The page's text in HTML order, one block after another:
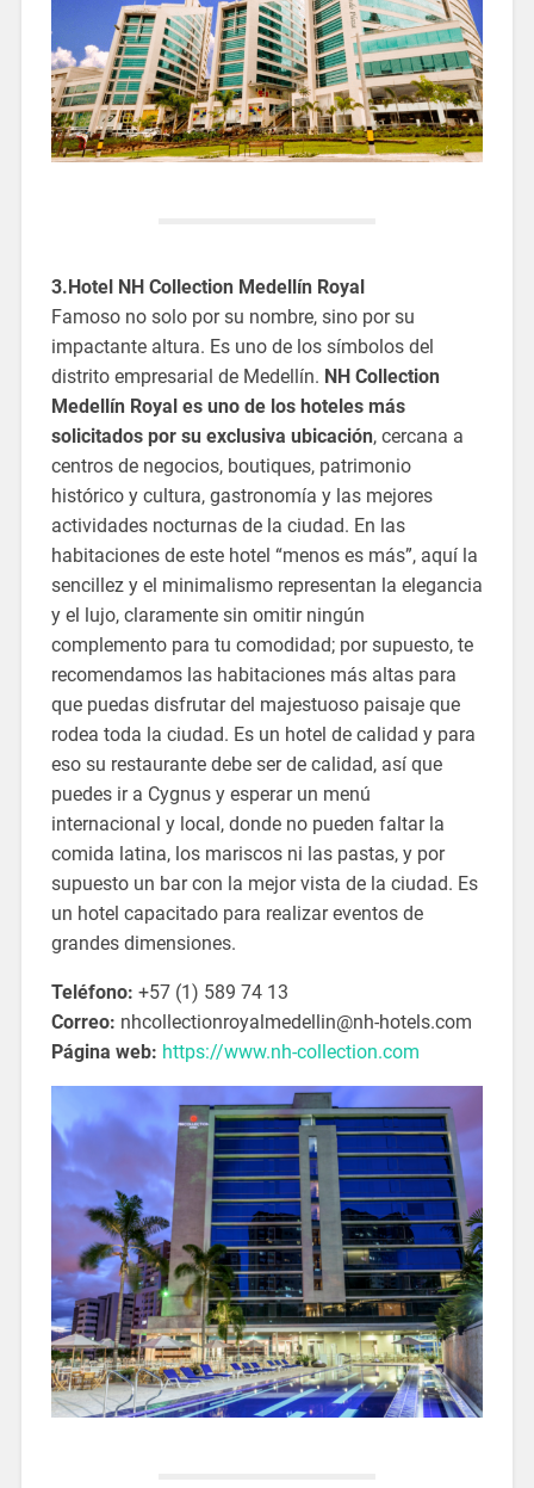
3.Hotel NH Collection Medellín Royal
Famoso no solo por su nombre, sino por su
impactante altura. Es uno de los símbolos del
distrito empresarial de Medellín. NH Collection
Medellín Royal es uno de los hoteles más
solicitados por su exclusiva ubicación, cercana a
centros de negocios, boutiques, patrimonio
histórico y cultura, gastronomía y las mejores
actividades nocturnas de la ciudad. En las
habitaciones de este hotel “menos es más”, aquí la
sencillez y el minimalismo representan la elegancia
y el lujo, claramente sin omitir ningún
complemento para tu comodidad; por supuesto, te
recomendamos las habitaciones más altas para
que puedas disfrutar del majestuoso paisaje que
rodea toda la ciudad. Es un hotel de calidad y para
eso su restaurante debe ser de calidad, así que
puedes ir a Cygnus y esperar un menú
internacional y local, donde no pueden faltar la
comida latina, los mariscos ni las pastas, y por
supuesto un bar con la mejor vista de la ciudad. Es
un hotel capacitado para realizar eventos de
grandes dimensiones.
Teléfono: +57 (1) 589 74 13
Correo: nhcollectionroyalmedellin@nh-hotels.com
Página web: https://www.nh-collection.com